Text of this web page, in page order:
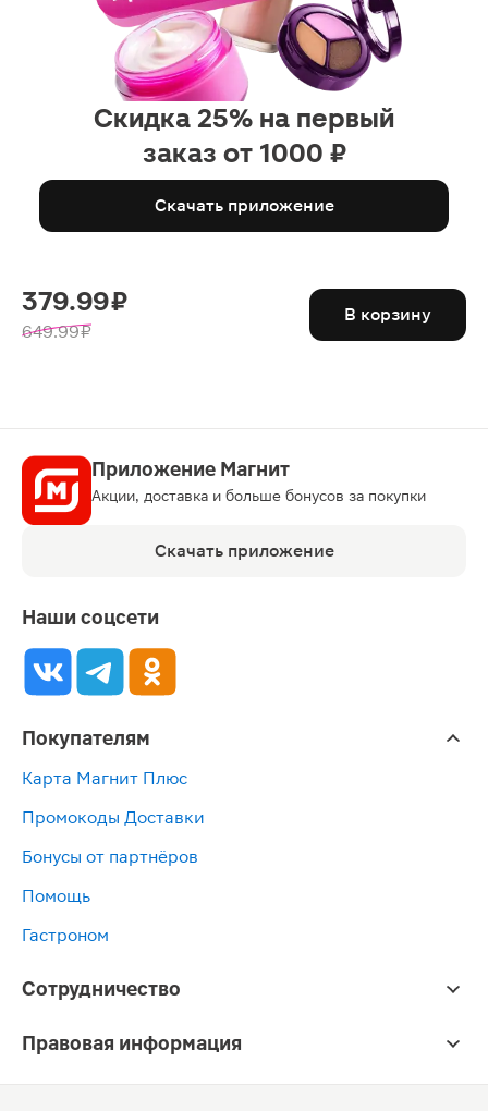
Скидка 25% на первый
заказ от 1000 ₽
Скачать приложение
379.99 ₽
649.99 ₽
В корзину
Приложение Магнит
Акции, доставка и больше бонусов за покупки
Скачать приложение
Наши соцсети
Покупателям
Карта Магнит Плюс
Промокоды Доставки
Бонусы от партнёров
Помощь
Гастроном
Сотрудничество
Правовая информация